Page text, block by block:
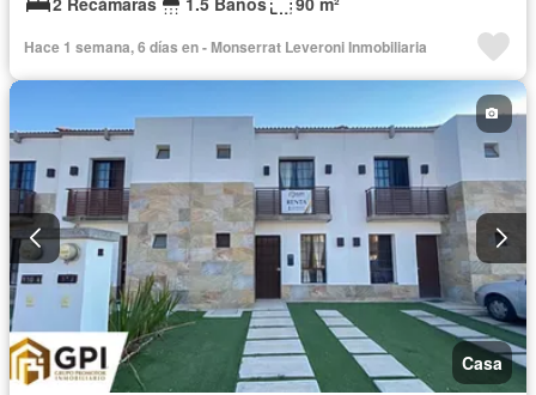
Hace 1 semana, 6 días en - Monserrat Leveroni Inmobiliaria
Casa